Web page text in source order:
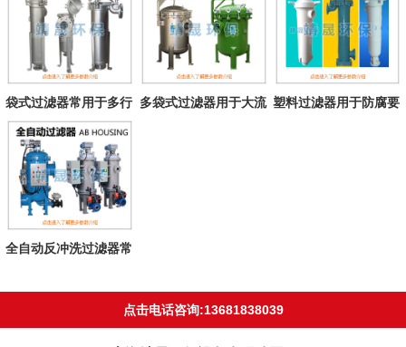
袋式过滤器常用于多行
业液体过滤
多袋式过滤器用于大流 塑料过滤器用于防腐要
全自动反冲洗过滤器常
点击电话咨询:13681838039